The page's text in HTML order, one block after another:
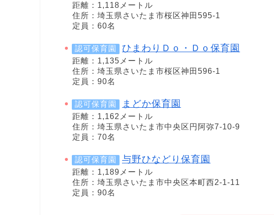
距離：1,118メートル
住所：埼玉県さいたま市桜区神田595-1
定員：60名
認可保育園 ひまわりＤｏ・Ｄｏ保育園
距離：1,135メートル
住所：埼玉県さいたま市桜区神田596-1
定員：90名
認可保育園 まどか保育園
距離：1,162メートル
住所：埼玉県さいたま市中央区円阿弥7-10-9
定員：70名
認可保育園 与野ひなどり保育園
距離：1,189メートル
住所：埼玉県さいたま市中央区本町西2-1-11
定員：90名